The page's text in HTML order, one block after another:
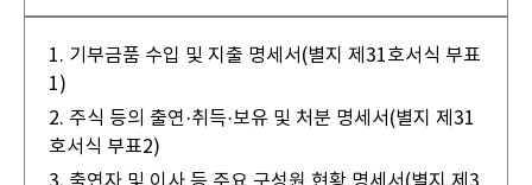
1. 기부금품 수입 및 지출 명세서(별지 제31호서식 부표
1)
2. 주식 등의 출연·취득·보유 및 처분 명세서(별지 제31
호서식 부표2)